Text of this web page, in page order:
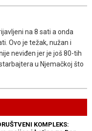
na 8 sati a onda
Ovo je težak, nužan i
neviđen jer je još 80-tih
u Njemačkoj što
KOMPLEKS: